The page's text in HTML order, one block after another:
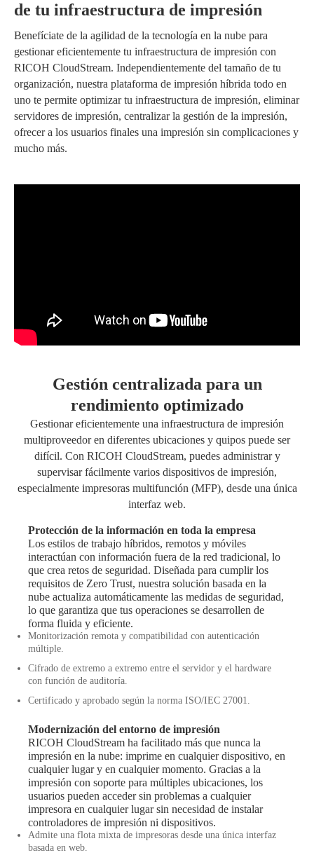
de tu infraestructura de impresión
Benefíciate de la agilidad de la tecnología en la nube para
gestionar eficientemente tu infraestructura de impresión con
RICOH CloudStream. Independientemente del tamaño de tu
organización, nuestra plataforma de impresión híbrida todo en
uno te permite optimizar tu infraestructura de impresión, eliminar
servidores de impresión, centralizar la gestión de la impresión,
ofrecer a los usuarios finales una impresión sin complicaciones y
mucho más.
Gestión centralizada para un
rendimiento optimizado
Gestionar eficientemente una infraestructura de impresión
multiproveedor en diferentes ubicaciones y quipos puede ser
difícil. Con RICOH CloudStream, puedes administrar y
supervisar fácilmente varios dispositivos de impresión,
especialmente impresoras multifunción (MFP), desde una única
interfaz web.
Protección de la información en toda la empresa
Los estilos de trabajo híbridos, remotos y móviles
interactúan con información fuera de la red tradicional, lo
que crea retos de seguridad. Diseñada para cumplir los
requisitos de Zero Trust, nuestra solución basada en la
nube actualiza automáticamente las medidas de seguridad,
lo que garantiza que tus operaciones se desarrollen de
forma fluida y eficiente.
Monitorización remota y compatibilidad con autenticación
múltiple.
Cifrado de extremo a extremo entre el servidor y el hardware
con función de auditoría.
Certificado y aprobado según la norma ISO/IEC 27001.
Modernización del entorno de impresión
RICOH CloudStream ha facilitado más que nunca la
impresión en la nube: imprime en cualquier dispositivo, en
cualquier lugar y en cualquier momento. Gracias a la
impresión con soporte para múltiples ubicaciones, los
usuarios pueden acceder sin problemas a cualquier
impresora en cualquier lugar sin necesidad de instalar
controladores de impresión ni dispositivos.
Admite una flota mixta de impresoras desde una única interfaz
basada en web.